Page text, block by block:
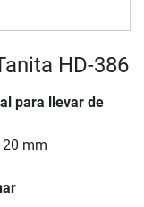
HD-386
para llevar de
mm